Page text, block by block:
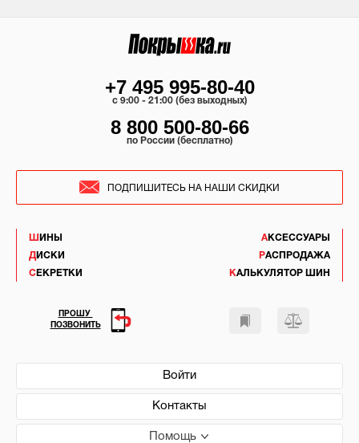
ШИНЫ
ДИСКИ
СЕКРЕТКИ
АКСЕССУАРЫ
РАСПРОДАЖА
КАЛЬКУЛЯТОР ШИН
Войти
Контакты
Помощь
+7 495 995-80-40
c 9:00 - 21:00 (без выходных)
8 800 500-80-66
по России (бесплатно)
ПОДПИШИТЕСЬ НА НАШИ СКИДКИ
ПРОШУ
ПОЗВОНИТЬ